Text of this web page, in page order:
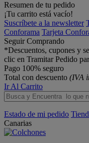
Resumen de tu pedido
¡Tu carrito está vacío!
Suscríbete a la newsletter
Conforama Tarjeta
Seguir Comprando
*Descuentos, cupones y
clic en Tramitar Pedido
Pago 100% seguro
Total con descuento (IVA
Ir Al Carrito
Estado de mi pedido
Canarias